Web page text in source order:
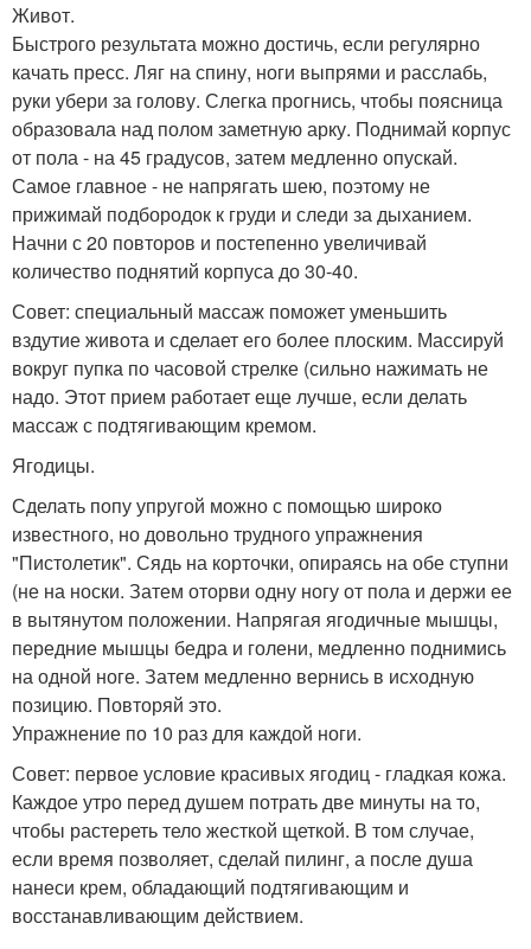
Живот.
Быстрого результата можно достичь, если регулярно
качать пресс. Ляг на спину, ноги выпрями и расслабь,
руки убери за голову. Слегка прогнись, чтобы поясница
образовала над полом заметную арку. Поднимай корпус
от пола - на 45 градусов, затем медленно опускай.
Самое главное - не напрягать шею, поэтому не
прижимай подбородок к груди и следи за дыханием.
Начни с 20 повторов и постепенно увеличивай
количество поднятий корпуса до 30-40.
Совет: специальный массаж поможет уменьшить
вздутие живота и сделает его более плоским. Массируй
вокруг пупка по часовой стрелке (сильно нажимать не
надо. Этот прием работает еще лучше, если делать
массаж с подтягивающим кремом.
Ягодицы.
Сделать попу упругой можно с помощью широко
известного, но довольно трудного упражнения
"Пистолетик". Сядь на корточки, опираясь на обе ступни
(не на носки. Затем оторви одну ногу от пола и держи ее
в вытянутом положении. Напрягая ягодичные мышцы,
передние мышцы бедра и голени, медленно поднимись
на одной ноге. Затем медленно вернись в исходную
позицию. Повторяй это.
Упражнение по 10 раз для каждой ноги.
Совет: первое условие красивых ягодиц - гладкая кожа.
Каждое утро перед душем потрать две минуты на то,
чтобы растереть тело жесткой щеткой. В том случае,
если время позволяет, сделай пилинг, а после душа
нанеси крем, обладающий подтягивающим и
восстанавливающим действием.